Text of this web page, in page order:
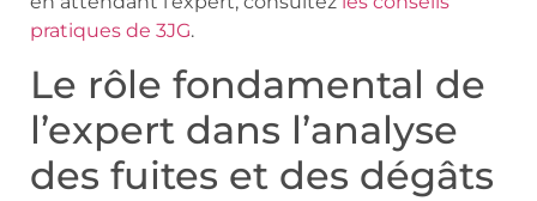
pratiques de 3JG.
Le rôle fondamental de
l’expert dans l’analyse
des fuites et des dégâts